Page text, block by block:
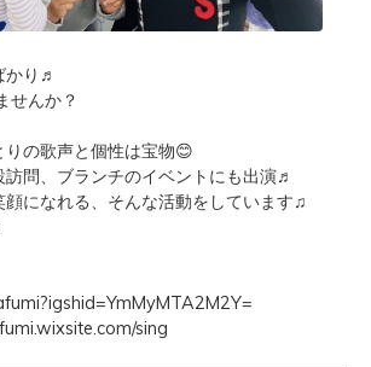
かり♬
せんか？
の歌声と個性は宝物😊
問、ブランチのイベントにも出演♬
になれる、そんな活動をしています♫
sing